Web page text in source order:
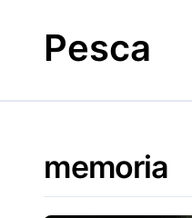
contentPesca
memoria